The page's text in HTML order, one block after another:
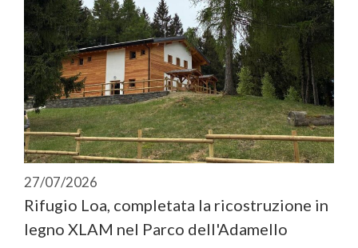
27/07/2026
Rifugio Loa, completata la ricostruzione in
legno XLAM nel Parco dell'Adamello